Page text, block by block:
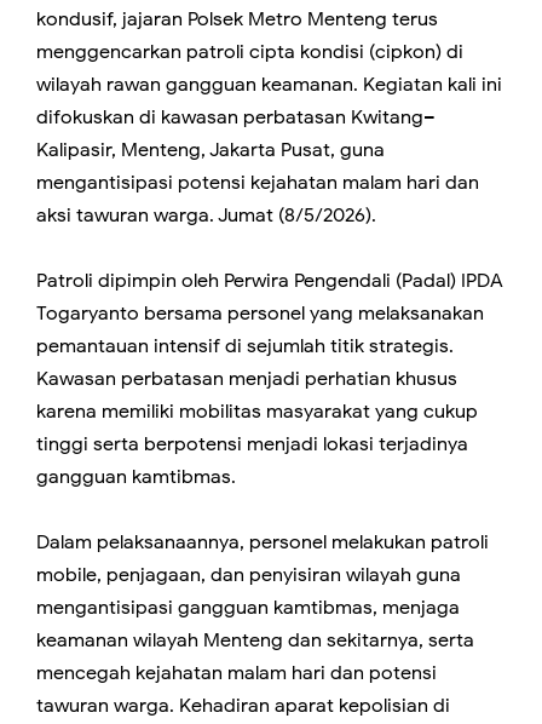
kondusif, jajaran Polsek Metro Menteng terus
menggencarkan patroli cipta kondisi (cipkon) di
wilayah rawan gangguan keamanan. Kegiatan kali ini
difokuskan di kawasan perbatasan Kwitang–
Kalipasir, Menteng, Jakarta Pusat, guna
mengantisipasi potensi kejahatan malam hari dan
aksi tawuran warga. Jumat (8/5/2026).
Patroli dipimpin oleh Perwira Pengendali (Padal) IPDA
Togaryanto bersama personel yang melaksanakan
pemantauan intensif di sejumlah titik strategis.
Kawasan perbatasan menjadi perhatian khusus
karena memiliki mobilitas masyarakat yang cukup
tinggi serta berpotensi menjadi lokasi terjadinya
gangguan kamtibmas.
Dalam pelaksanaannya, personel melakukan patroli
mobile, penjagaan, dan penyisiran wilayah guna
mengantisipasi gangguan kamtibmas, menjaga
keamanan wilayah Menteng dan sekitarnya, serta
mencegah kejahatan malam hari dan potensi
tawuran warga. Kehadiran aparat kepolisian di